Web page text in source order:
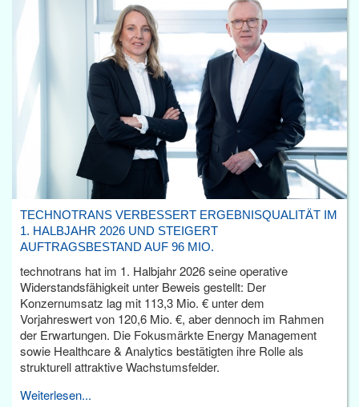
TECHNOTRANS VERBESSERT ERGEBNISQUALITÄT IM
1. HALBJAHR 2026 UND STEIGERT
AUFTRAGSBESTAND AUF 96 MIO.
technotrans hat im 1. Halbjahr 2026 seine operative
Widerstandsfähigkeit unter Beweis gestellt: Der
Konzernumsatz lag mit 113,3 Mio. € unter dem
Vorjahreswert von 120,6 Mio. €, aber dennoch im Rahmen
der Erwartungen. Die Fokusmärkte Energy Management
sowie Healthcare & Analytics bestätigten ihre Rolle als
strukturell attraktive Wachstumsfelder.
Weiterlesen...